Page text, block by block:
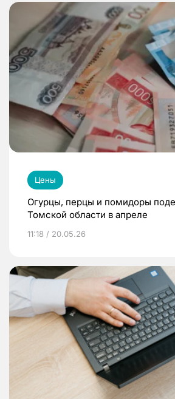
Цены
Огурцы, перцы и помидоры
Томской области в апреле
11:18 / 20.05.26